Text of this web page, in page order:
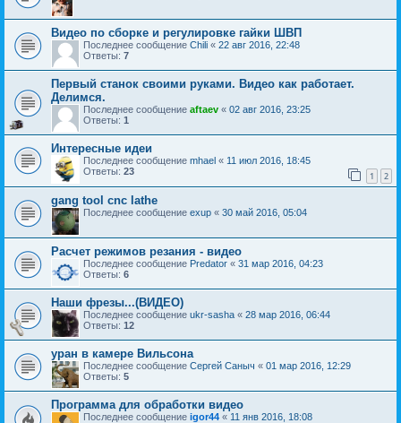
Видео по сборке и регулировке гайки ШВП
Последнее сообщение Chili « 22 авг 2016, 22:48
Ответы: 7
Первый станок своими руками. Видео как работает.
Делимся.
Последнее сообщение aftaev « 02 авг 2016, 23:25
Ответы: 1
Интересные идеи
Последнее сообщение mhael « 11 июл 2016, 18:45
Ответы: 23 1 2
gang tool cnc lathe
Последнее сообщение exup « 30 май 2016, 05:04
Расчет режимов резания - видео
Последнее сообщение Predator « 31 мар 2016, 04:23
Ответы: 6
Наши фрезы...(ВИДЕО)
Последнее сообщение ukr-sasha « 28 мар 2016, 06:44
Ответы: 12
уран в камере Вильсона
Последнее сообщение Сергей Саныч « 01 мар 2016, 12:29
Ответы: 5
Программа для обработки видео
Последнее сообщение igor44 « 11 янв 2016, 18:08